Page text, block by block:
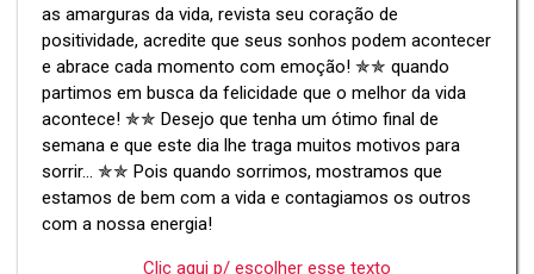
as amarguras da vida, revista seu coração de
positividade, acredite que seus sonhos podem acontecer
e abrace cada momento com emoção! ✯✯ quando
partimos em busca da felicidade que o melhor da vida
acontece! ✯✯ Desejo que tenha um ótimo final de
semana e que este dia lhe traga muitos motivos para
sorrir... ✯✯ Pois quando sorrimos, mostramos que
estamos de bem com a vida e contagiamos os outros
com a nossa energia!
Clic aqui p/ escolher esse texto